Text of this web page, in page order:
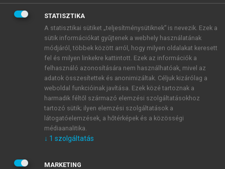
BELÉPÉS SAJÁT FIÓKKAL
ÚJ FIÓK LÉTREHOZÁSA
1 óra díjmentes hozzáférés
E-MAIL-CÍM
JELSZÓ
STATISZTIKA
A statisztikai sütiket „teljesítménysütiknek” is nevezik. Ezek a
sütik információkat gyűjtenek a webhely használatának
módjáról, többek között arról, hogy milyen oldalakat keresett
fel és milyen linkekre kattintott. Ezek az információk a
felhasználó azonosítására nem használhatóak, mivel az
adatok összesítettek és anonimizáltak. Céljuk kizárólag a
weboldal funkcióinak javítása. Ezek közé tartoznak a
harmadik féltől származó elemzési szolgáltatásokhoz
tartozó sütik; ilyen elemzési szolgáltatások a
látogatóelemzések, a hőtérképek és a közösségi
médiaanalitika.
↓ 1 szolgáltatás
MARKETING